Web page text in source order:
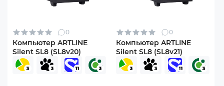
0
Компьютер ARTLINE
Silent SL8 (SL8v20)
0
Компьютер ARTLINE
Silent SL8 (SL8v21)